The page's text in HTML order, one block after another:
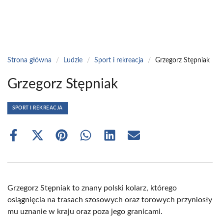
Strona główna / Ludzie / Sport i rekreacja / Grzegorz Stępniak
Grzegorz Stępniak
SPORT I REKREACJA
Share
Share
(Twitter)
Share Share Share Share
Grzegorz Stępniak to znany polski kolarz, którego
osiągnięcia na trasach szosowych oraz torowych przyniosły
mu uznanie w kraju oraz poza jego granicami.